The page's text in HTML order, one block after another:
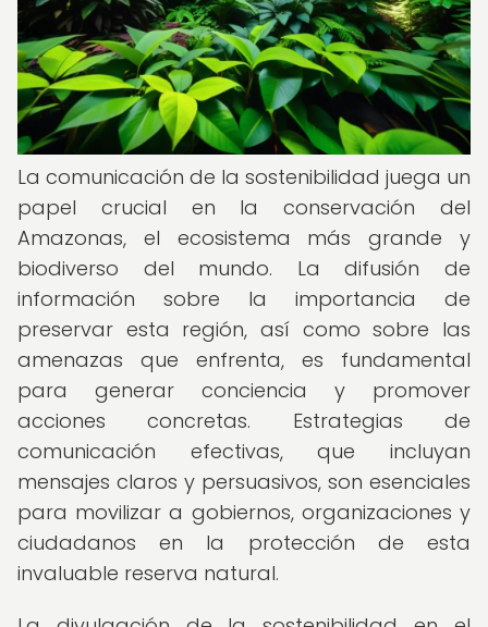
La comunicación de la sostenibilidad juega un
papel crucial en la conservación del
Amazonas, el ecosistema más grande y
biodiverso del mundo. La difusión de
información sobre la importancia de
preservar esta región, así como sobre las
amenazas que enfrenta, es fundamental
para generar conciencia y promover
acciones concretas. Estrategias de
comunicación efectivas, que incluyan
mensajes claros y persuasivos, son esenciales
para movilizar a gobiernos, organizaciones y
ciudadanos en la protección de esta
invaluable reserva natural.